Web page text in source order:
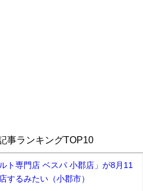
事ランキングTOP10
ト専門店 ベスパ 小郡店」が8月11
するみたい（小郡市）